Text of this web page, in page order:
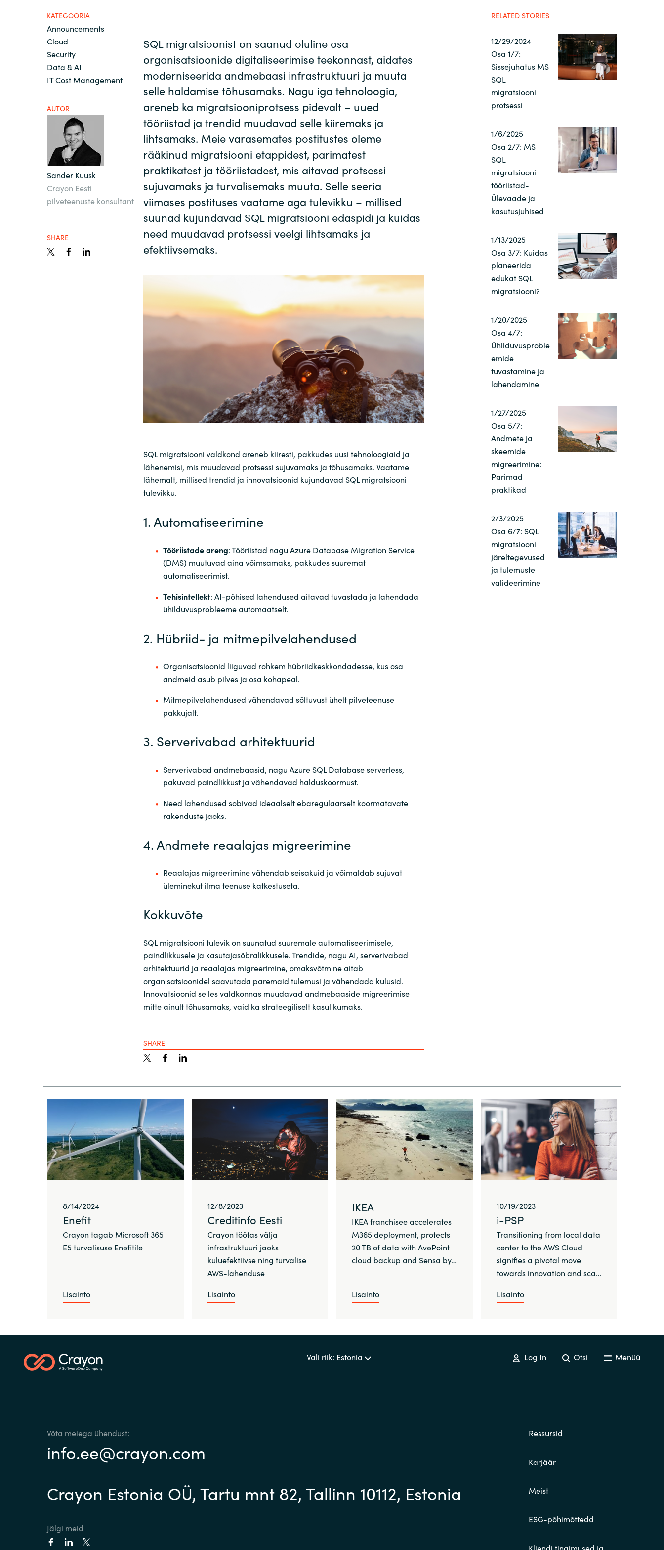
Kingdom of Saudi Arabia
Kuwait
Latvia
Lithuania
Malaysia
Middle East
Netherlands
Norway
Philippines
Poland
Portugal
Qatar
Romania
Serbia
Singapore
Spain
Sri Lanka
Sweden
Switzerland
United Kingdom United States
Meist
Võta meiega ühendust
Karjäär
KATEGOORIA
Announcements
Cloud
Security
Data & AI
IT Cost Management
AUTOR
Sander Kuusk
Crayon Eesti
pilveteenuste konsultant
SHARE
SQL migratsioonist on saanud oluline osa
organisatsioonide digitaliseerimise teekonnast, aidates
moderniseerida andmebaasi infrastruktuuri ja muuta
selle haldamise tõhusamaks. Nagu iga tehnoloogia,
areneb ka migratsiooniprotsess pidevalt – uued
tööriistad ja trendid muudavad selle kiiremaks ja
lihtsamaks. Meie varasemates postitustes oleme
rääkinud migratsiooni etappidest, parimatest
praktikatest ja tööriistadest, mis aitavad protsessi
sujuvamaks ja turvalisemaks muuta. Selle seeria
viimases postituses vaatame aga tulevikku – millised
suunad kujundavad SQL migratsiooni edaspidi ja kuidas
need muudavad protsessi veelgi lihtsamaks ja
efektiivsemaks.
SQL migratsiooni valdkond areneb kiiresti, pakkudes uusi tehnoloogiaid ja
lähenemisi, mis muudavad protsessi sujuvamaks ja tõhusamaks. Vaatame
lähemalt, millised trendid ja innovatsioonid kujundavad SQL migratsiooni
tulevikku.
1. Automatiseerimine
Tööriistade areng: Tööriistad nagu Azure Database Migration Service
(DMS) muutuvad aina võimsamaks, pakkudes suuremat
automatiseerimist.
Tehisintellekt: AI-põhised lahendused aitavad tuvastada ja lahendada
ühilduvusprobleeme automaatselt.
2. Hübriid- ja mitmepilvelahendused
Organisatsioonid liiguvad rohkem hübriidkeskkondadesse, kus osa
andmeid asub pilves ja osa kohapeal.
Mitmepilvelahendused vähendavad sõltuvust ühelt pilveteenuse
pakkujalt.
3. Serverivabad arhitektuurid
Serverivabad andmebaasid, nagu Azure SQL Database serverless,
pakuvad paindlikkust ja vähendavad halduskoormust.
Need lahendused sobivad ideaalselt ebaregulaarselt koormatavate
rakenduste jaoks.
4. Andmete reaalajas migreerimine
Reaalajas migreerimine vähendab seisakuid ja võimaldab sujuvat
üleminekut ilma teenuse katkestuseta.
Kokkuvõte
SQL migratsiooni tulevik on suunatud suuremale automatiseerimisele,
paindlikkusele ja kasutajasõbralikkusele. Trendide, nagu AI, serverivabad
arhitektuurid ja reaalajas migreerimine, omaksvõtmine aitab
organisatsioonidel saavutada paremaid tulemusi ja vähendada kulusid.
Innovatsioonid selles valdkonnas muudavad andmebaaside migreerimise
mitte ainult tõhusamaks, vaid ka strateegiliselt kasulikumaks.
SHARE
RELATED STORIES
12/29/2024
Osa 1/7:
Sissejuhatus MS
SQL
migratsiooni
protsessi
1/6/2025
Osa 2/7: MS
SQL
migratsiooni
tööriistad-
Ülevaade ja
kasutusjuhised
1/13/2025
Osa 3/7: Kuidas
planeerida
edukat SQL
migratsiooni?
1/20/2025
Osa 4/7:
Ühilduvusproble
emide
tuvastamine ja
lahendamine
1/27/2025
Osa 5/7:
Andmete ja
skeemide
migreerimine:
Parimad
praktikad
2/3/2025
Osa 6/7: SQL
migratsiooni
järeltegevused
ja tulemuste
valideerimine
8/14/2024
Enefit
Crayon tagab Microsoft 365
E5 turvalisuse Enefitile
Lisainfo
12/8/2023
Creditinfo Eesti
Crayon töötas välja
infrastruktuuri jaoks
kuluefektiivse ning turvalise
AWS-lahenduse
Lisainfo
IKEA
IKEA franchisee accelerates
M365 deployment, protects
20 TB of data with AvePoint
cloud backup and Sensa by…
Lisainfo
10/19/2023
i-PSP
Transitioning from local data
center to the AWS Cloud
signifies a pivotal move
towards innovation and sca…
Lisainfo
Vali riik: Estonia Log In Otsi Menüü
Võta meiega ühendust:
info.ee@crayon.com
Crayon Estonia OÜ, Tartu mnt 82, Tallinn 10112, Estonia
Jälgi meid
Ressursid
Karjäär
Meist
ESG-põhimõttedd
Kliendi tingimused ja